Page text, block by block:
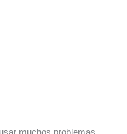
muchos problemas